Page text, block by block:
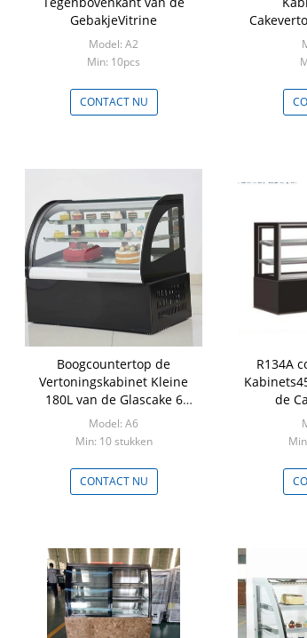
GebakjeVitrine
Model: A2
Min: 10pcs
CONTACT NU
Boogcountertop de
Vertoningskabinet Kleine
180L van de Glascake 6
Kubieke voet
Model: A6
Min: 10 stukken
CONTACT NU
R134A
de